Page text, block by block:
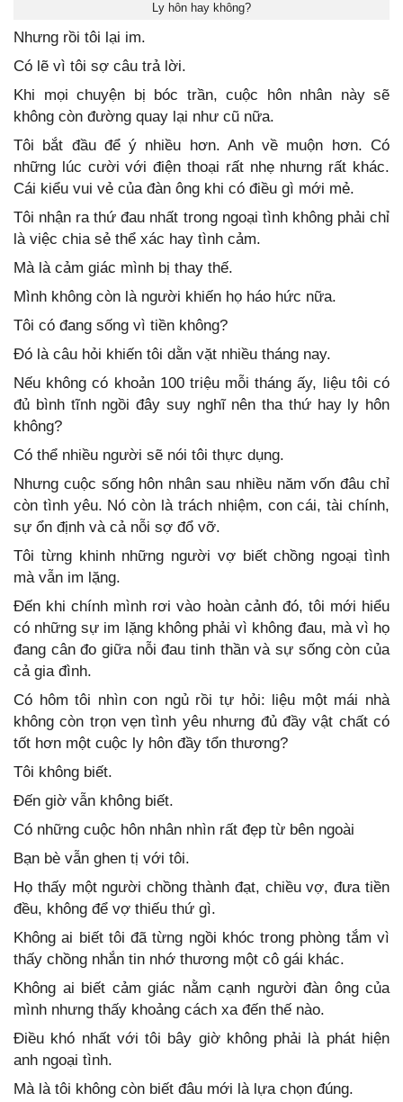
Ly hôn hay không?
Nhưng rồi tôi lại im.
Có lẽ vì tôi sợ câu trả lời.
Khi mọi chuyện bị bóc trần, cuộc hôn nhân này sẽ
không còn đường quay lại như cũ nữa.
Tôi bắt đầu để ý nhiều hơn. Anh về muộn hơn. Có
những lúc cười với điện thoại rất nhẹ nhưng rất khác.
Cái kiểu vui vẻ của đàn ông khi có điều gì mới mẻ.
Tôi nhận ra thứ đau nhất trong ngoại tình không phải chỉ
là việc chia sẻ thể xác hay tình cảm.
Mà là cảm giác mình bị thay thế.
Mình không còn là người khiến họ háo hức nữa.
Tôi có đang sống vì tiền không?
Đó là câu hỏi khiến tôi dằn vặt nhiều tháng nay.
Nếu không có khoản 100 triệu mỗi tháng ấy, liệu tôi có
đủ bình tĩnh ngồi đây suy nghĩ nên tha thứ hay ly hôn
không?
Có thể nhiều người sẽ nói tôi thực dụng.
Nhưng cuộc sống hôn nhân sau nhiều năm vốn đâu chỉ
còn tình yêu. Nó còn là trách nhiệm, con cái, tài chính,
sự ổn định và cả nỗi sợ đổ vỡ.
Tôi từng khinh những người vợ biết chồng ngoại tình
mà vẫn im lặng.
Đến khi chính mình rơi vào hoàn cảnh đó, tôi mới hiểu
có những sự im lặng không phải vì không đau, mà vì họ
đang cân đo giữa nỗi đau tinh thần và sự sống còn của
cả gia đình.
Có hôm tôi nhìn con ngủ rồi tự hỏi: liệu một mái nhà
không còn trọn vẹn tình yêu nhưng đủ đầy vật chất có
tốt hơn một cuộc ly hôn đầy tổn thương?
Tôi không biết.
Đến giờ vẫn không biết.
Có những cuộc hôn nhân nhìn rất đẹp từ bên ngoài
Bạn bè vẫn ghen tị với tôi.
Họ thấy một người chồng thành đạt, chiều vợ, đưa tiền
đều, không để vợ thiếu thứ gì.
Không ai biết tôi đã từng ngồi khóc trong phòng tắm vì
thấy chồng nhắn tin nhớ thương một cô gái khác.
Không ai biết cảm giác nằm cạnh người đàn ông của
mình nhưng thấy khoảng cách xa đến thế nào.
Điều khó nhất với tôi bây giờ không phải là phát hiện
anh ngoại tình.
Mà là tôi không còn biết đâu mới là lựa chọn đúng.